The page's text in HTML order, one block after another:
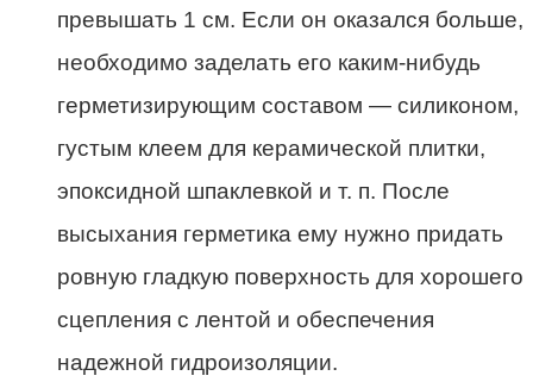
превышать 1 см. Если он оказался больше,
необходимо заделать его каким-нибудь
герметизирующим составом — силиконом,
густым клеем для керамической плитки,
эпоксидной шпаклевкой и т. п. После
высыхания герметика ему нужно придать
ровную гладкую поверхность для хорошего
сцепления с лентой и обеспечения
надежной гидроизоляции.